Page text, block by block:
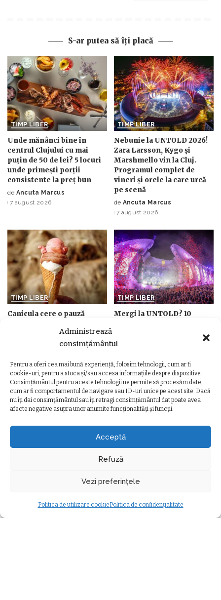
Administrează
consimțământul
Pentru a oferi cea mai bună experiență, folosim tehnologii, cum ar fi
cookie-uri, pentru a stoca și/sau accesa informațiile despre dispozitive.
Consimțământul pentru aceste tehnologii ne permite să procesăm date,
cum ar fi comportamentul de navigare sau ID-uri unice pe acest site. Dacă
nu îți dai consimțământul sau îți retragi consimțământul dat poate avea
afecte negative asupra unor anumite funcționalități și funcții.
Acceptă
Refuză
Vezi preferințele
Politica de utilizare cookiePolitica de confidențialitate
S-ar putea să îți placă
TIMP LIBER
Unde mănânci bine în
centrul Clujului cu mai
puțin de 50 de lei? 5 locuri
unde primești porții
consistente la preț bun
Posted
by
de Ancuta Marcus
7 august 2026
TIMP LIBER
Nebunie la UNTOLD 2026!
Zara Larsson, Kygo și
Marshmello vin la Cluj.
Programul complet de
vineri și orele la care urcă
pe scenă
Posted
by
de Ancuta Marcus
7 august 2026
TIMP LIBER
Canicula cere o pauză
gelaterii din Cluj unde te
răcorești în zilele toride
6 august 2026
TIMP LIBER
Mergi la UNTOLD? 10
acasă dacă vrei un festival
fără griji
Posted
by
6 august 2026
Ziarul Clujeanului > Sport CFR Cluj pregătește mutări importante după eșecul din Supercupă. Feroviarii accelerează transferurile pentru a respecta regula U21
SPORT
CFR Cluj pregătește mutări
importante după eșecul din
transferurile pentru a respecta